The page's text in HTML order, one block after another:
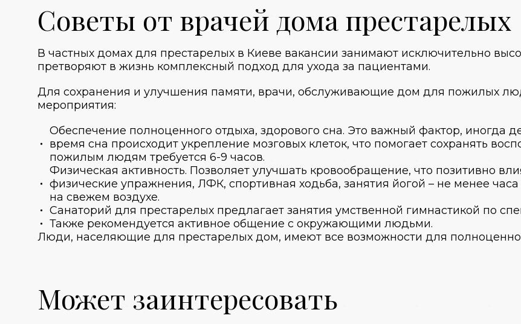
Советы от врачей дома престарелых
В частных домах для престарелых в Киеве вакансии занимают исключительно
претворяют в жизнь комплексный подход для ухода за пациентами.
Для сохранения и улучшения памяти, врачи, обслуживающие дом для пожилых
мероприятия:
Обеспечение полноценного отдыха, здорового сна. Это важный фактор, иногда
время сна происходит укрепление мозговых клеток, что помогает сохранять
пожилым людям требуется 6-9 часов.
Физическая активность. Позволяет улучшать кровообращение, что позитивно
физические упражнения, ЛФК, спортивная ходьба, занятия йогой – не менее
на свежем воздухе.
Санаторий для престарелых предлагает занятия умственной гимнастикой по
Также рекомендуется активное общение с окружающими людьми.
Люди, населяющие для престарелых дом, имеют все возможности для
Может заинтересовать